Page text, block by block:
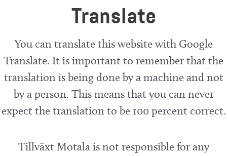
Translate
You can translate this website with Google
Translate. It is important to remember that the
translation is being done by a machine and not
by a person. This means that you can never
expect the translation to be 100 percent correct.
Tillväxt Motala is not responsible for any